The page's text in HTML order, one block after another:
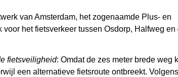
van Amsterdam, het zogenaamde Plus- en
het fietsverkeer tussen Osdorp, Halfweg en
fietsveiligheid: Omdat de zes meter brede weg
een alternatieve fietsroute ontbreekt.